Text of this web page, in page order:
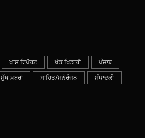
ਖਾਸ ਰਿਪੋਰਟ ਖੇਡ ਖਿਡਾਰੀ ਪੰਜਾਬ
ਮੁੱਖ ਖ਼ਬਰਾਂ ਸਾਹਿਤ/ਮਨੋਰੰਜਨ ਸੰਪਾਦਕੀ